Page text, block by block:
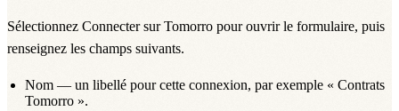
Sélectionnez Connectersur Tomorro pour ouvrir le formulaire, puis
renseignez les champs suivants.
Nom — un libellé pour cette connexion, par exemple « Contrats
Tomorro ».